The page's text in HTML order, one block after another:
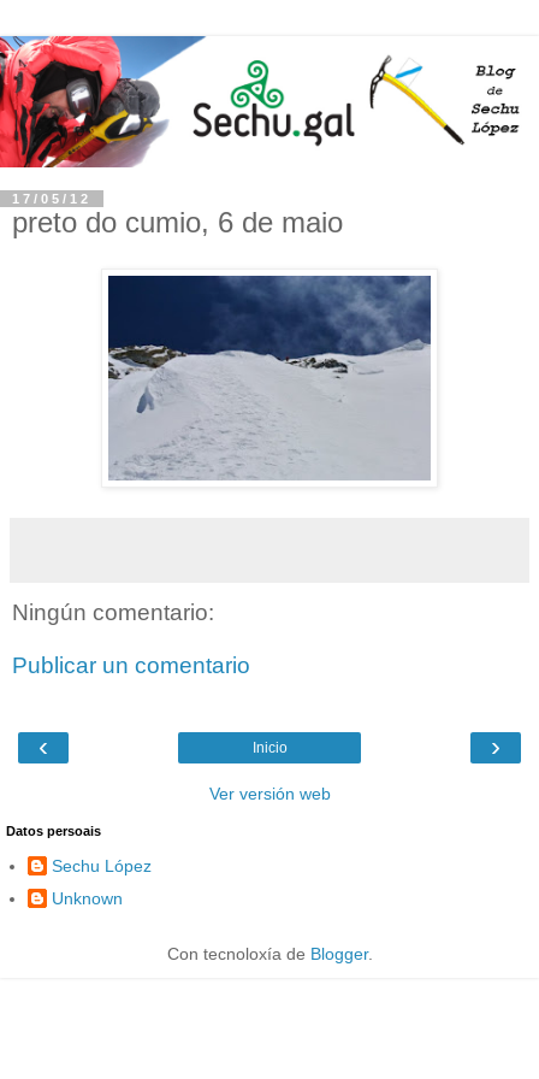
17/05/12
preto do cumio, 6 de maio
Ningún comentario:
Publicar un comentario
‹ ›
Inicio
Ver versión web
Datos persoais
Sechu López
Unknown
Con tecnoloxía de Blogger.